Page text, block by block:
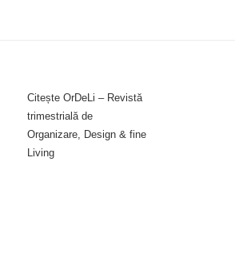
Citește OrDeLi – Revistă
trimestrială de
Organizare, Design & fine
Living